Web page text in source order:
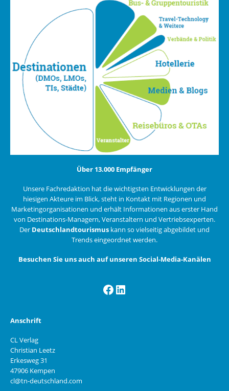
Über 13.000 Empfänger
Unsere Fachredaktion hat die wichtigsten Entwicklungen der
hiesigen Akteure im Blick, steht in Kontakt mit Regionen und
Marketingorganisationen und erhält Informationen aus erster Hand
von Destinations-Managern, Veranstaltern und Vertriebsexperten.
Der Deutschlandtourismus kann so vielseitig abgebildet und
Trends eingeordnet werden.
Besuchen Sie uns auch auf unseren Social-Media-Kanälen
Facebook
LinkedIn
Anschrift
CL Verlag
Christian Leetz
Erkesweg 31
47906 Kempen
cl@tn-deutschland.com